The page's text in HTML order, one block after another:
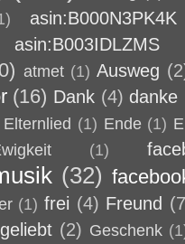
asin:B000N3PK4K
asin:B003IDLZMS
atmet (1) Ausweg
(16) Dank (4) danke
Elternlied (1) Ende (1)
(1)
(32)
(1) frei (4) Freund
geliebt (2) Geschenk